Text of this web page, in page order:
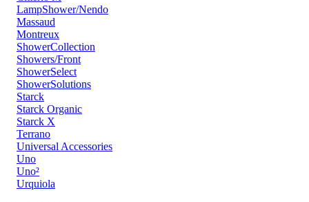
LampShower/Nendo
Massaud
Montreux
ShowerCollection
Showers/Front
ShowerSelect
ShowerSolutions
Starck
Starck Organic
Starck X
Terrano
Universal Accessories
Uno
Uno²
Urquiola